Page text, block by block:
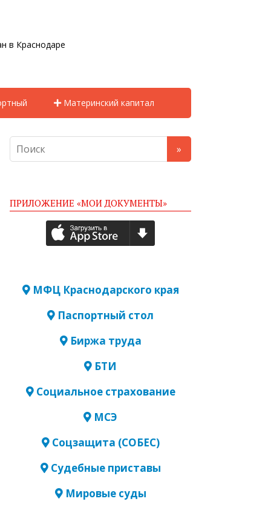
в Краснодаре
Материнский капитал
ПРИЛОЖЕНИЕ «МОИ ДОКУМЕНТЫ»
МФЦ Краснодарского края
Паспортный стол
Биржа труда
БТИ
Социальное страхование
МСЭ
Соцзащита (СОБЕС)
Судебные приставы
Мировые суды